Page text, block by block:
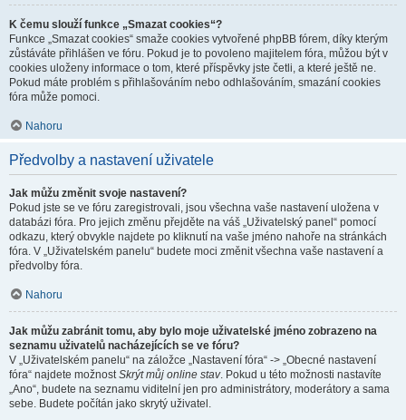
K čemu slouží funkce „Smazat cookies“?
Funkce „Smazat cookies“ smaže cookies vytvořené phpBB fórem, díky kterým
zůstáváte přihlášen ve fóru. Pokud je to povoleno majitelem fóra, můžou být v
cookies uloženy informace o tom, které příspěvky jste četli, a které ještě ne.
Pokud máte problém s přihlašováním nebo odhlašováním, smazání cookies
fóra může pomoci.
Nahoru
Předvolby a nastavení uživatele
Jak můžu změnit svoje nastavení?
Pokud jste se ve fóru zaregistrovali, jsou všechna vaše nastavení uložena v
databázi fóra. Pro jejich změnu přejděte na váš „Uživatelský panel“ pomocí
odkazu, který obvykle najdete po kliknutí na vaše jméno nahoře na stránkách
fóra. V „Uživatelském panelu“ budete moci změnit všechna vaše nastavení a
předvolby fóra.
Nahoru
Jak můžu zabránit tomu, aby bylo moje uživatelské jméno zobrazeno na
seznamu uživatelů nacházejících se ve fóru?
V „Uživatelském panelu“ na záložce „Nastavení fóra“ -> „Obecné nastavení
fóra“ najdete možnostSkrýt můj online stav. Pokud u této možnosti nastavíte
„Ano“, budete na seznamu viditelní jen pro administrátory, moderátory a sama
sebe. Budete počítán jako skrytý uživatel.